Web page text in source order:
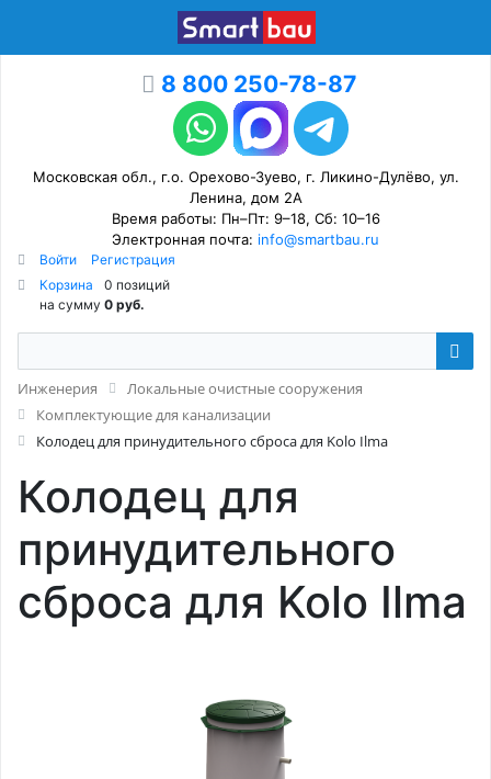
8 800 250-78-87
Московская обл., г.о. Орехово-Зуево, г. Ликино-Дулёво, ул.
Ленина, дом 2А
Время работы: Пн–Пт: 9–18, Сб: 10–16
Электронная почта: info@smartbau.ru
Войти
Регистрация
Корзина
0 позиций
на сумму 0 руб.
Инженерия
Локальные очистные сооружения
Комплектующие для канализации
Колодец для принудительного сброса для Kolo Ilma
Колодец для
принудительного
сброса для Kolo Ilma